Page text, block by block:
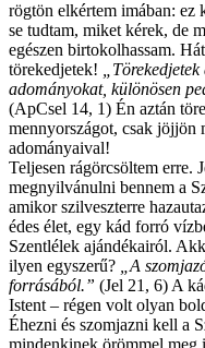
rögtön elkértem imában: ez
se tudtam, miket kérek, de
egészen birtokolhassam.
törekedjetek!
Törekedjetek
adományokat, különösen
(ApCsel 14, 1) Én aztán
mennyországot, csak jöjjön
adományaival!
Teljesen rágörcsöltem erre.
megnyilvánulni bennem a
amikor szilveszterre
édes élet, egy kád forró
Szentlélek ajándékairól.
ilyen egyszerű?
A
forrásából.” (Jel 21, 6) A
Istent – régen volt olyan
Éhezni és szomjazni kell a
mindenkinek örömmel meg